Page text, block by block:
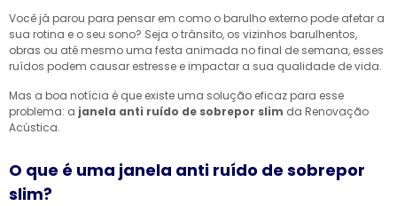
Você já parou para pensar em como o barulho externo pode afetar a
sua rotina e o seu sono? Seja o trânsito, os vizinhos barulhentos,
obras ou até mesmo uma festa animada no final de semana, esses
ruídos podem causar estresse e impactar a sua qualidade de vida.
Mas a boa notícia é que existe uma solução eficaz para esse
problema: a janela anti ruído de sobrepor slim da Renovação
Acústica.
O que é uma janela anti ruído de sobrepor
slim?